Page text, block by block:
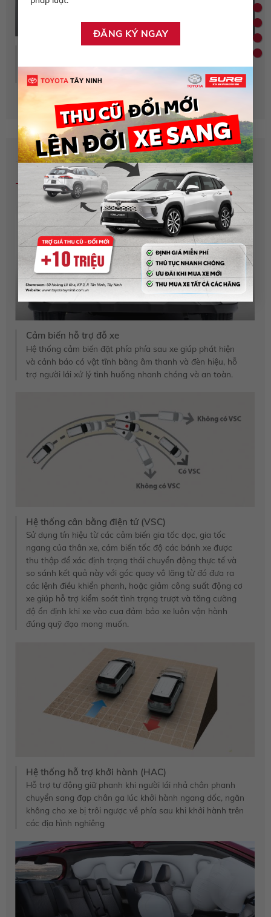
toàn cho người lái xe & hành khách trên xe
AN TOÀN
Cảm biến hỗ trợ đỗ xe
Hệ thống cảm biến đặt phía phía sau xe giúp phát hiện
và cảnh báo có vật tĩnh bằng âm thanh và đèn hiệu, hỗ
trợ người lái xử lý tình huống nhanh chóng và an toàn.
Hệ thống cân bằng điện tử (VSC)
Sử dụng tín hiệu từ các cảm biến gia tốc dọc, gia tốc
ngang của thân xe, cảm biến tốc độ các bánh xe được
thu thập để xác định trạng thái chuyển động thực tế và
so sánh kết quả này với góc quay vô lăng từ đó đưa ra
các lệnh điều khiển phanh, hoặc giảm công suất động cơ
xe giúp hỗ trợ kiểm soát tình trạng trượt và tăng cường
độ ổn định khi xe vào cua đảm bảo xe luôn vận hành
đúng quỹ đạo mong muốn.
Hệ thống hỗ trợ khởi hành (HAC)
Hỗ trợ tự động giữ phanh khi người lái nhả chân phanh
chuyển sang đạp chân ga lúc khởi hành ngang dốc, ngăn
không cho xe bị trôi ngược về phía sau khi khởi hành trên
các địa hình nghiêng